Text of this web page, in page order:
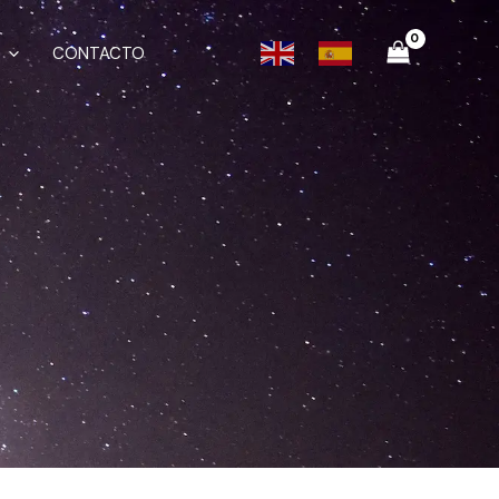
CONTACTO